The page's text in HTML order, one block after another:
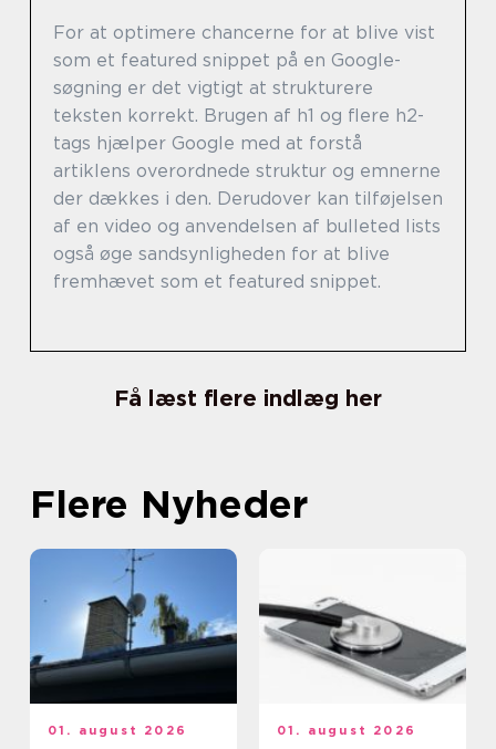
For at optimere chancerne for at blive vist
som et featured snippet på en Google-
søgning er det vigtigt at strukturere
teksten korrekt. Brugen af h1 og flere h2-
tags hjælper Google med at forstå
artiklens overordnede struktur og emnerne
der dækkes i den. Derudover kan tilføjelsen
af en video og anvendelsen af bulleted lists
også øge sandsynligheden for at blive
fremhævet som et featured snippet.
Få læst flere indlæg her
Flere Nyheder
01. august 2026 01. august 2026